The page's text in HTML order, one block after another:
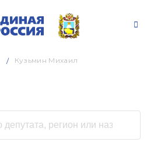
Кузьмин Михаил